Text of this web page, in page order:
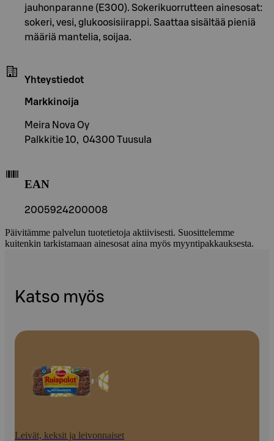
jauhonparanne (E300). Sokerikuorrutteen ainesosat:
sokeri, vesi, glukoosisiirappi. Saattaa sisältää pieniä
määriä mantelia, soijaa.
Yhteystiedot
Markkinoija
Meira Nova Oy
Palkkitie 10, 04300 Tuusula
EAN
2005924200008
Päivitämme palvelun tuotetietoja aktiivisesti. Suosittelemme
kuitenkin tarkistamaan ainesosat aina myös myyntipakkauksesta.
Katso myös
Leivät, keksit ja leivonnaiset